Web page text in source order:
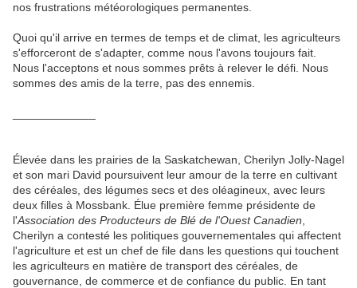
nos frustrations météorologiques permanentes.
Quoi qu'il arrive en termes de temps et de climat, les agriculteurs
s'efforceront de s'adapter, comme nous l'avons toujours fait.
Nous l'acceptons et nous sommes prêts à relever le défi. Nous
sommes des amis de la terre, pas des ennemis.
Élevée dans les prairies de la Saskatchewan, Cherilyn Jolly-Nagel
et son mari David poursuivent leur amour de la terre en cultivant
des céréales, des légumes secs et des oléagineux, avec leurs
deux filles à Mossbank. Élue première femme présidente de
l'Association des Producteurs de Blé de l'Ouest Canadien
Cherilyn a contesté les politiques gouvernementales qui affectent
l'agriculture et est un chef de file dans les questions qui touchent
les agriculteurs en matière de transport des céréales, de
gouvernance, de commerce et de confiance du public. En tant